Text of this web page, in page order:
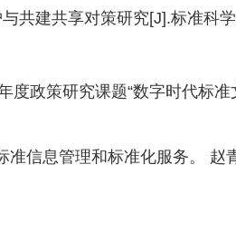
共建共享对策研究[J].标准科
度政策研究课题“数字时代标
信息管理和标准化服务。 赵